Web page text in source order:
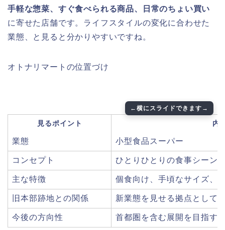
手軽な惣菜、すぐ食べられる商品、日常のちょい買い
に寄せた店舗です。ライフスタイルの変化に合わせた
業態、と見ると分かりやすいですね。
オトナリマートの位置づけ
見るポイント 内
業態 小型食品スーパー
コンセプト ひとりひとりの食事シーン
主な特徴 個食向け、手頃なサイズ、
旧本部跡地との関係 新業態を見せる拠点として
今後の方向性 首都圏を含む展開を目指す